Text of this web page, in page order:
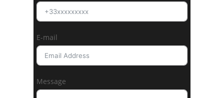
E-mail
Message